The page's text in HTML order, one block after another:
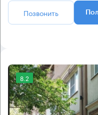
Позвонить
8.2